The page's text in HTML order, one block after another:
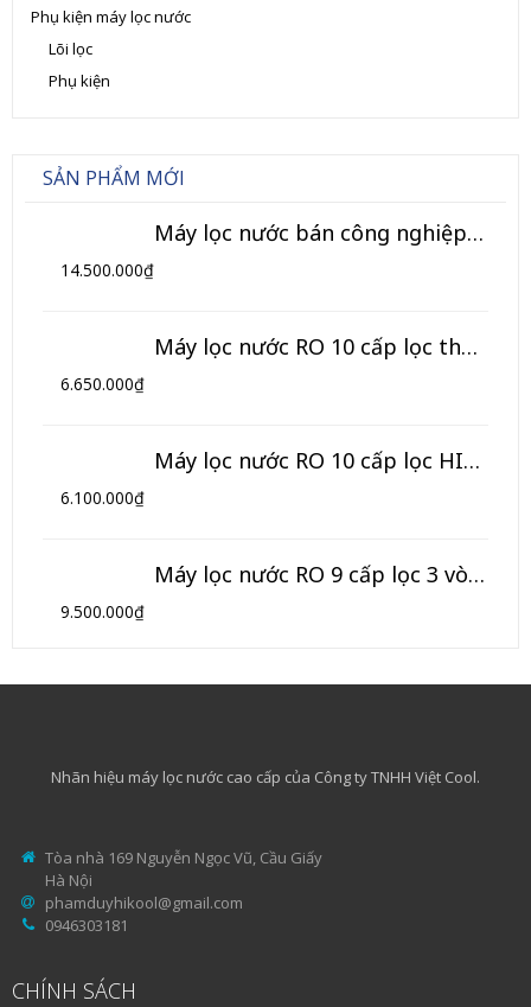
Phụ kiện máy lọc nước
Lõi lọc
Phụ kiện
SẢN PHẨM MỚI
Máy lọc nước bán công nghiệp 120L/h (Model TK-BCN)
14.500.000₫
Máy lọc nước RO 10 cấp lọc thông minh HIKOOL (Model HL-10TM)
6.650.000₫
Máy lọc nước RO 10 cấp lọc HIKOOL (Model HL-10T)
6.100.000₫
Máy lọc nước RO 9 cấp lọc 3 vòi HIKOOL (Model HK-09NK3)
9.500.000₫
Nhãn hiệu máy lọc nước cao cấp của Công ty TNHH Việt Cool.
Tòa nhà 169 Nguyễn Ngọc Vũ, Cầu Giấy
Hà Nội
phamduyhikool@gmail.com
0946303181
CHÍNH SÁCH